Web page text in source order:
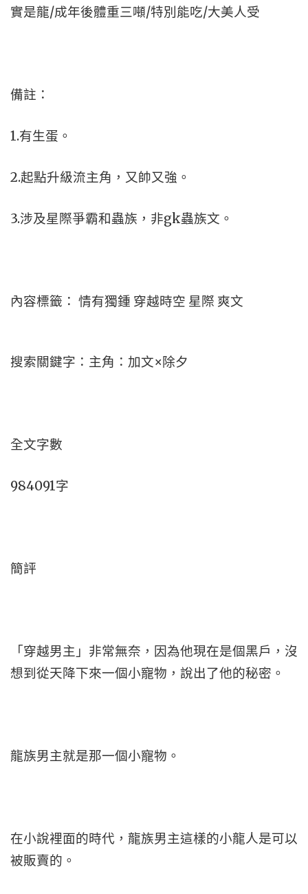
實是龍/成年後體重三噸/特別能吃/大美人受
備註：
1.有生蛋。
2.起點升級流主角，又帥又強。
3.涉及星際爭霸和蟲族，非gk蟲族文。
內容標籤： 情有獨鍾 穿越時空 星際 爽文
搜索關鍵字：主角：加文×除夕
全文字數
984091字
簡評
「穿越男主」非常無奈，因為他現在是個黑戶，沒
想到從天降下來一個小寵物，說出了他的秘密。
龍族男主就是那一個小寵物。
在小說裡面的時代，龍族男主這樣的小龍人是可以
被販賣的。